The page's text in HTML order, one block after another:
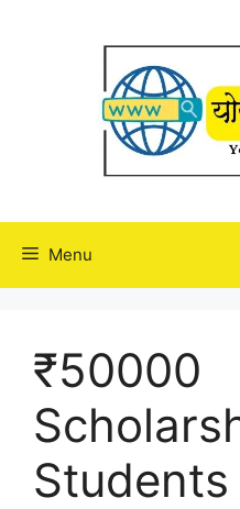
Menu
₹50000
Students